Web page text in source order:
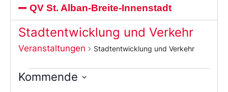
QV St. Alban-Breite-Innenstadt
Stadtentwicklung und Verkehr
Veranstaltungen Stadtentwicklung und Verkehr
Kommende